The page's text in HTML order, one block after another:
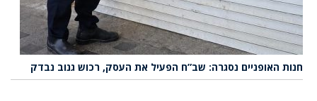
חנות האופניים נסגרה: שב”ח הפעיל את העסק, רכוש גנוב נבדק